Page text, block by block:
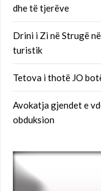
dhe të tjerëve
Drini i Zi në Strugë
turistik
Tetova i thotë JO
Avokatja gjendet e
obduksion